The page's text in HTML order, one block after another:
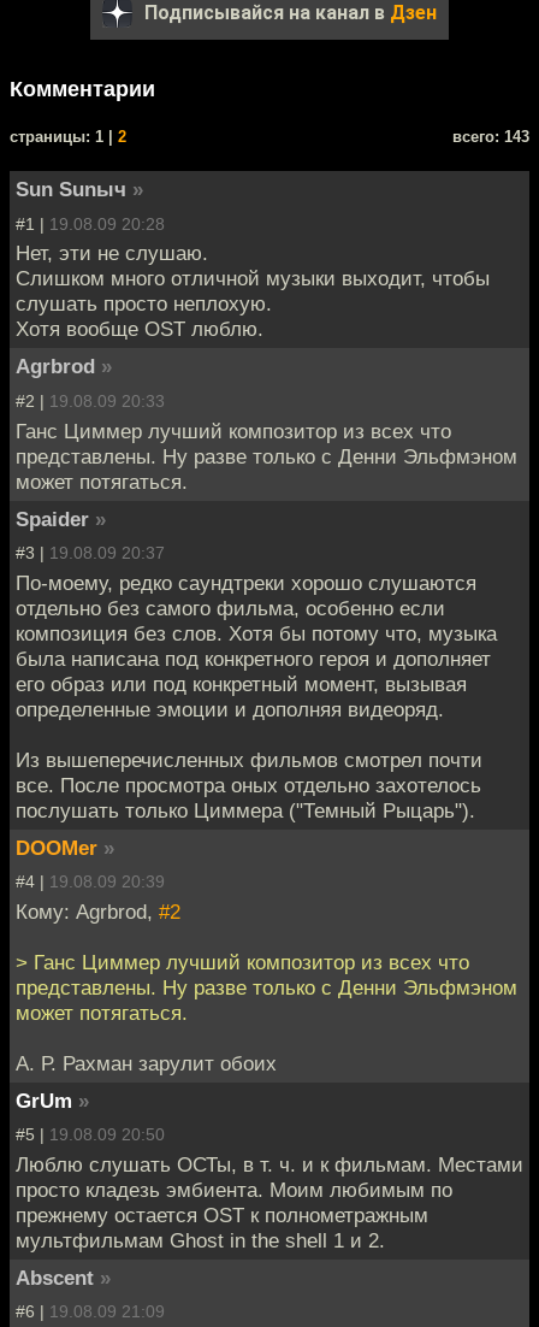
Подписывайся на канал в Дзен
Комментарии
cтраницы: 1 | 2 всего: 143
Sun Sunыч »
#1 | 19.08.09 20:28
Нет, эти не слушаю.
Слишком много отличной музыки выходит, чтобы
слушать просто неплохую.
Хотя вообще OST люблю.
Agrbrod »
#2 | 19.08.09 20:33
Ганс Циммер лучший композитор из всех что
представлены. Ну разве только с Денни Эльфмэном
может потягаться.
Spaider »
#3 | 19.08.09 20:37
По-моему, редко саундтреки хорошо слушаются
отдельно без самого фильма, особенно если
композиция без слов. Хотя бы потому что, музыка
была написана под конкретного героя и дополняет
его образ или под конкретный момент, вызывая
определенные эмоции и дополняя видеоряд.
Из вышеперечисленных фильмов смотрел почти
все. После просмотра оных отдельно захотелось
послушать только Циммера ("Темный Рыцарь").
DOOMer »
#4 | 19.08.09 20:39
Кому: Agrbrod, #2
> Ганс Циммер лучший композитор из всех что
представлены. Ну разве только с Денни Эльфмэном
может потягаться.
А. Р. Рахман зарулит обоих
GrUm »
#5 | 19.08.09 20:50
Люблю слушать ОСТы, в т. ч. и к фильмам. Местами
просто кладезь эмбиента. Моим любимым по
прежнему остается OST к полнометражным
мультфильмам Ghost in the shell 1 и 2.
Abscent »
#6 | 19.08.09 21:09